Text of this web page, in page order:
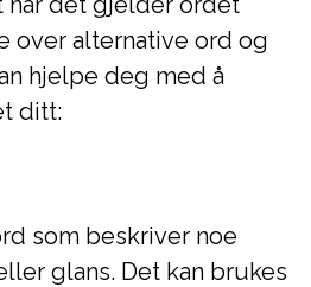
over alternative ord og
hjelpe deg med å
ditt:
som beskriver noe
glans. Det kan brukes